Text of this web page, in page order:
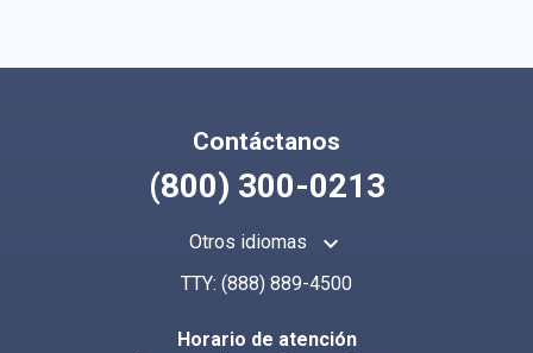
Contáctanos
(800) 300-0213
Otros idiomas keyboard_arrow_up
TTY: (888) 889-4500
Horario de atención